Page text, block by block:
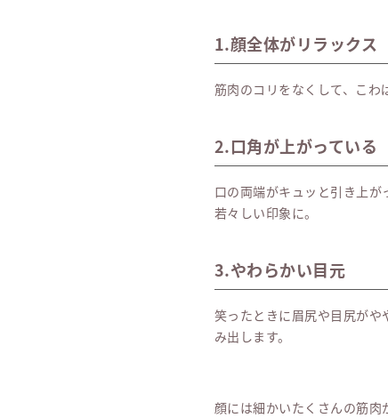
1.顔全体がリラックス
筋肉のコリをなくして、こわ
2.口角が上がっている
口の両端がキュッと引き上が
若々しい印象に。
3.やわらかい目元
笑ったときに眉尻や目尻がや
み出します。
顔には細かいたくさんの筋肉